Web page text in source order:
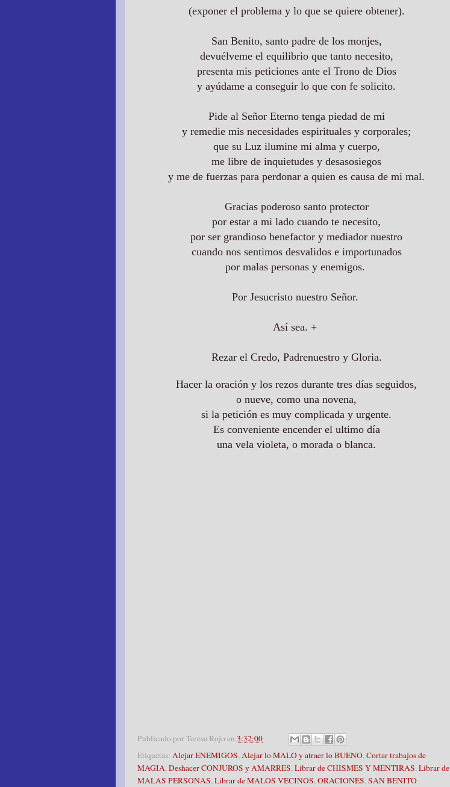
(exponer el problema y lo que se quiere obtener).
San Benito, santo padre de los monjes,
devuélveme el equilibrio que tanto necesito,
presenta mis peticiones ante el Trono de Dios
y ayúdame a conseguir lo que con fe solicito.
Pide al Señor Eterno tenga piedad de mi
y remedie mis necesidades espirituales y corporales;
que su Luz ilumine mi alma y cuerpo,
me libre de inquietudes y desasosiegos
y me de fuerzas para perdonar a quien es causa de mi mal.
Gracias poderoso santo protector
por estar a mi lado cuando te necesito,
por ser grandioso benefactor y mediador nuestro
cuando nos sentimos desvalidos e importunados
por malas personas y enemigos.
Por Jesucristo nuestro Señor.
Así sea. +
Rezar el Credo, Padrenuestro y Gloria.
Hacer la oración y los rezos durante tres días seguidos,
o nueve, como una novena,
si la petición es muy complicada y urgente.
Es conveniente encender el ultimo día
una vela violeta, o morada o blanca.
Publicado porTeresa Rojo en 3:32:00
Etiquetas: Alejar ENEMIGOS,Alejar lo MALO y atraer lo BUENO,Cortar trabajos de
MAGIA,Deshacer CONJUROS y AMARRES,Librar de CHISMES Y MENTIRAS,Librar de
MALAS PERSONAS,Librar de MALOS VECINOS,ORACIONES,SAN BENITO